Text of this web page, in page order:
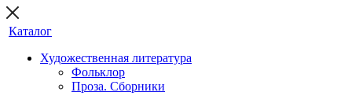
Каталог
Художественная литература
Фольклор
Проза. Сборники